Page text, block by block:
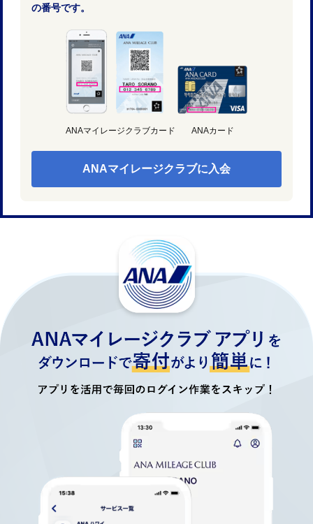
の番号です。
ANAマイレージクラブカード ANAカード
ANAマイレージクラブに入会